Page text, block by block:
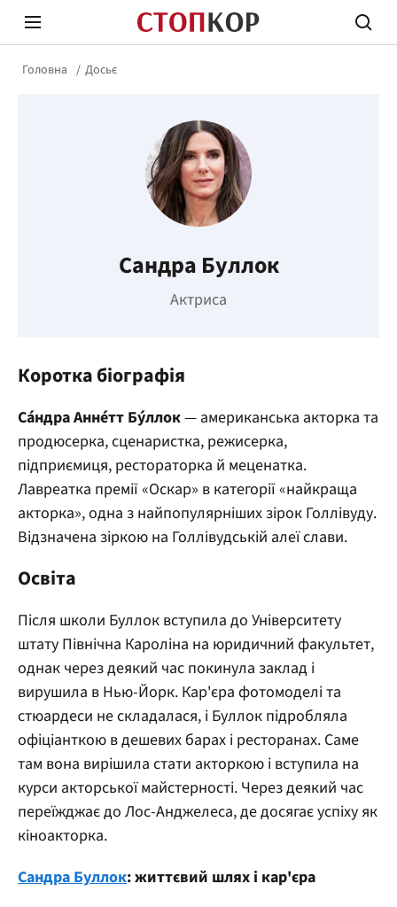
Стоп Політичній Корупції
Головна Досьє
Сандра Буллок
Актриса
Коротка біографія
Са́ндра Анне́тт Бу́ллок— американська акторка та
продюсерка, сценаристка, режисерка,
підприємиця, рестораторка й меценатка.
Лавреатка премії «Оскар» в категорії «найкраща
акторка», одна з найпопулярніших зірок Голлівуду.
Відзначена зіркою на Голлівудській алеї слави.
Освіта
Після школи Буллок вступила до Університету
штату Північна Кароліна на юридичний факультет,
однак через деякий час покинула заклад і
вирушила в Нью-Йорк. Кар'єра фотомоделі та
стюардеси не складалася, і Буллок підробляла
офіціанткою в дешевих барах і ресторанах. Саме
там вона вирішила стати акторкою і вступила на
курси акторської майстерності. Через деякий час
переїжджає до Лос-Анджелеса, де досягає успіху як
кіноакторка.
Сандра Буллок: життєвий шлях і кар'єра